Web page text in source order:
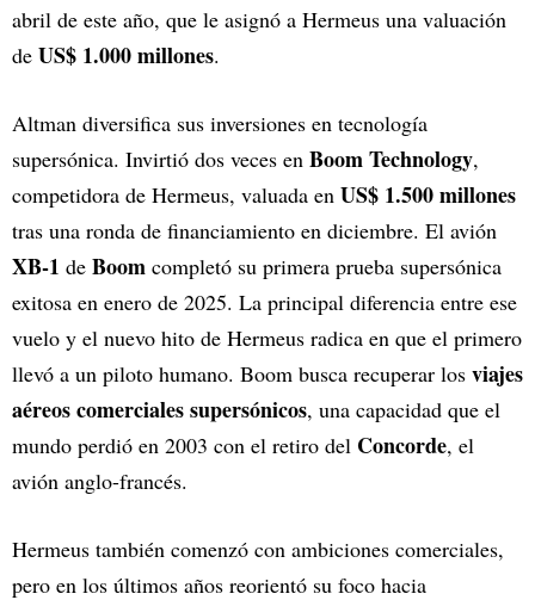
abril de este año, que le asignó a Hermeus una valuación
de US$ 1.000 millones.
Altman diversifica sus inversiones en tecnología
supersónica. Invirtió dos veces en Boom Technology,
competidora de Hermeus, valuada en US$ 1.500 millones
tras una ronda de financiamiento en diciembre. El avión
XB-1 de Boom completó su primera prueba supersónica
exitosa en enero de 2025. La principal diferencia entre ese
vuelo y el nuevo hito de Hermeus radica en que el primero
llevó a un piloto humano. Boom busca recuperar los viajes
aéreos comerciales supersónicos, una capacidad que el
mundo perdió en 2003 con el retiro del Concorde, el
avión anglo-francés.
Hermeus también comenzó con ambiciones comerciales,
pero en los últimos años reorientó su foco hacia